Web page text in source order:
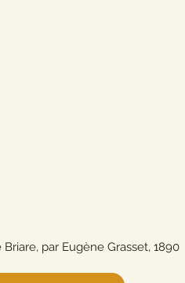
par Eugène Grasset, 1890